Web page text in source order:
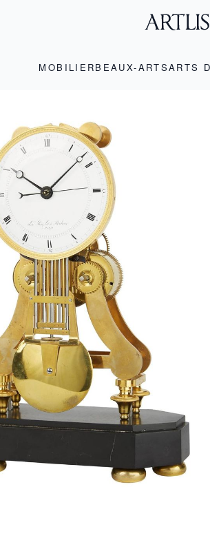
MOBILIERBEAUX-ARTSARTS